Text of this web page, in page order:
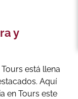
y
está llena
Aquí
en Tours este